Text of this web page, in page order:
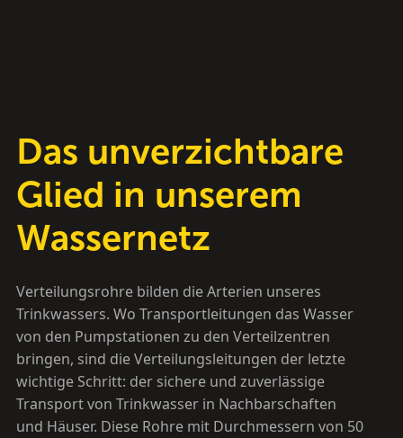
Das unverzichtbare
Glied in unserem
Wassernetz
Verteilungsrohre bilden die Arterien unseres
Trinkwassers. Wo Transportleitungen das Wasser
von den Pumpstationen zu den Verteilzentren
bringen, sind die Verteilungsleitungen der letzte
wichtige Schritt: der sichere und zuverlässige
Transport von Trinkwasser in Nachbarschaften
und Häuser. Diese Rohre mit Durchmessern von 50